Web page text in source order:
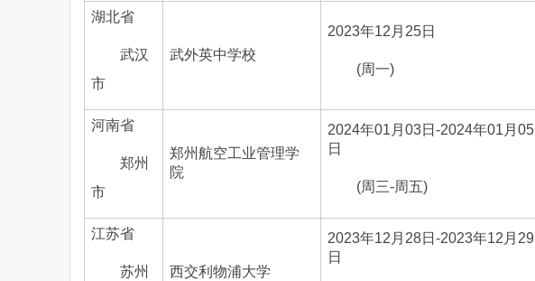
湖北省
武汉
市
武外英中学校
2023年12月25日
(周一)
河南省
郑州
市
郑州航空工业管理学
院
2024年01月03日-2024年01月05
日
(周三-周五)
江苏省
苏州
西交利物浦大学
2023年12月28日-2023年12月29
日